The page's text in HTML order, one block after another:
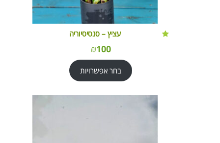
עציץ – סנסיסיוריה
₪100
בחר אפשרויות